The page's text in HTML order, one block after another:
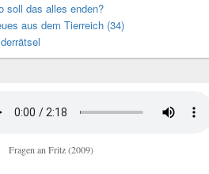
soll das alles enden?
aus dem Tierreich (34)
Fragen an Fritz (2009)